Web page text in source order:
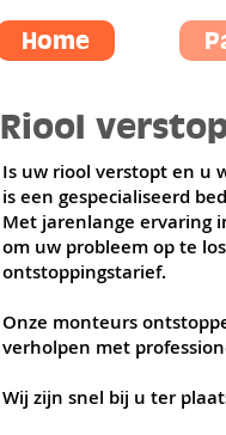
Is uw riool verstopt en u
is een gespecialiseerd
Met jarenlange ervaring
om uw probleem op te
ontstoppingstarief.
Onze monteurs
verholpen met
Wij zijn snel bij u ter
Riool
Home